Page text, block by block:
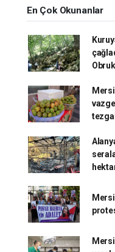
En Çok Okunanlar